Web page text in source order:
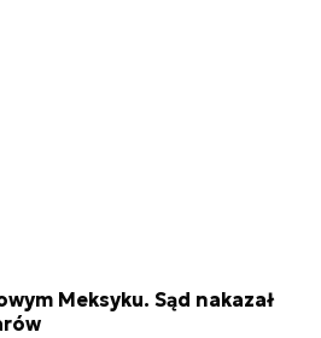
Meksyku. Sąd nakazał